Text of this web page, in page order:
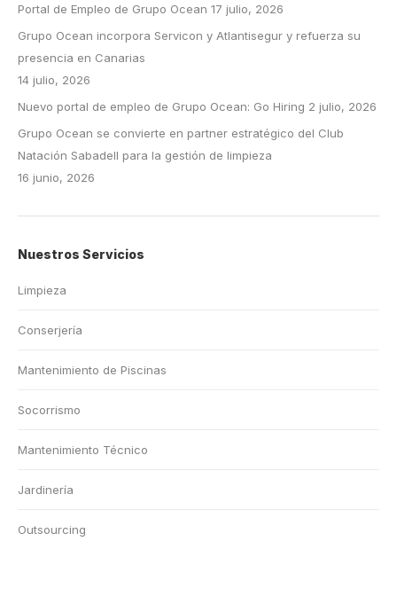
Portal de Empleo de Grupo Ocean 17 julio, 2026
Grupo Ocean incorpora Servicon y Atlantisegur y refuerza su
presencia en Canarias
14 julio, 2026
Nuevo portal de empleo de Grupo Ocean: Go Hiring 2 julio, 2026
Grupo Ocean se convierte en partner estratégico del Club
Natación Sabadell para la gestión de limpieza
16 junio, 2026
Nuestros Servicios
Limpieza
Conserjería
Mantenimiento de Piscinas
Socorrismo
Mantenimiento Técnico
Jardinería
Outsourcing